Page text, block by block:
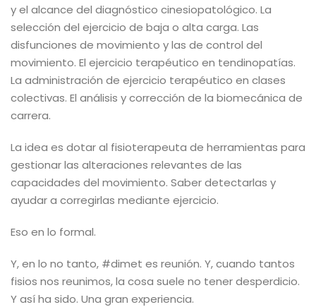
y el alcance del diagnóstico cinesiopatológico. La
selección del ejercicio de baja o alta carga. Las
disfunciones de movimiento y las de control del
movimiento. El ejercicio terapéutico en tendinopatías.
La administración de ejercicio terapéutico en clases
colectivas. El análisis y corrección de la biomecánica de
carrera.
La idea es dotar al fisioterapeuta de herramientas para
gestionar las alteraciones relevantes de las
capacidades del movimiento. Saber detectarlas y
ayudar a corregirlas mediante ejercicio.
Eso en lo formal.
Y, en lo no tanto, #dimet es reunión. Y, cuando tantos
fisios nos reunimos, la cosa suele no tener desperdicio.
Y así ha sido. Una gran experiencia.